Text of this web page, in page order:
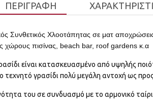
ΠΕΡΙΓΡΑΦΉ
Συνθετικός Χλοοτάπητας σε ματ
χώρους πισίνας, beach bar, roof gardens κ.α
είναι κατασκευασμένο από υψηλής
τεχνητό γρασίδι πολύ μεγάλη αντοχή ως
του σε συνδυασμό με το αρμονικό